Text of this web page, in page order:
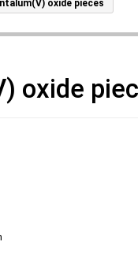
oxide pieces
oxide